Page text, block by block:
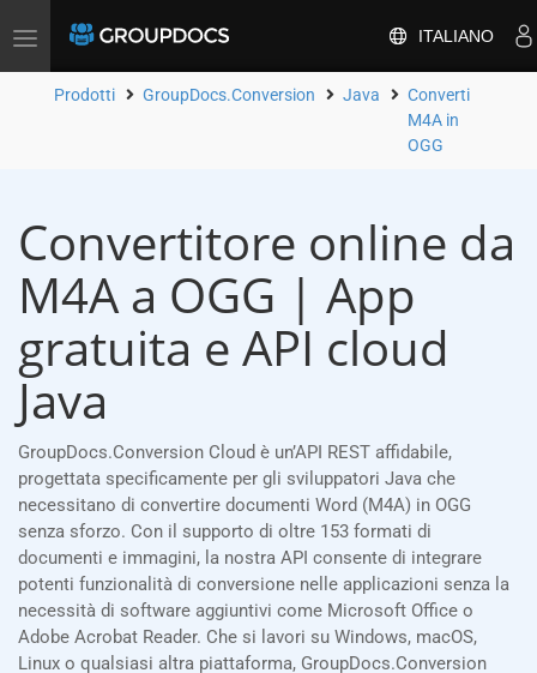
Attiva/disattiva
navigazione
ITALIANO
Prodotti GroupDocs.Conversion Java
Converti
M4A in
OGG
Convertitore online da
M4A a OGG | App
gratuita e API cloud
Java
GroupDocs.Conversion Cloud è un’API REST affidabile,
progettata specificamente per gli sviluppatori Java che
necessitano di convertire documenti Word (M4A) in OGG
senza sforzo. Con il supporto di oltre 153 formati di
documenti e immagini, la nostra API consente di integrare
potenti funzionalità di conversione nelle applicazioni senza la
necessità di software aggiuntivi come Microsoft Office o
Adobe Acrobat Reader. Che si lavori su Windows, macOS,
Linux o qualsiasi altra piattaforma, GroupDocs.Conversion